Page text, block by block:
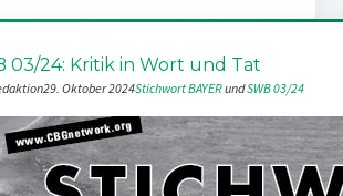
03/24: Kritik in Wort und Tat
29. Oktober 2024Stichwort BAYER und SWB 03/24